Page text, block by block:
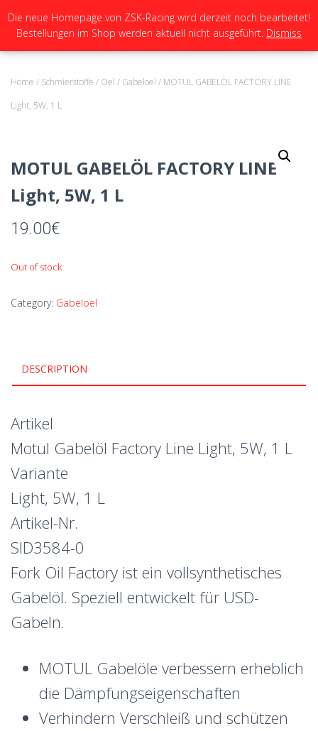
N
A
Home / Schmierstoffe / Oel / Gabeloel / MOTUL GABELÖL FACTORY LINE
Light, 5W, 1 L
MOTUL GABELÖL FACTORY LINE
Light, 5W, 1 L
19.00€
Out of stock
Category: Gabeloel
DESCRIPTION
Artikel
Motul Gabelöl Factory Line Light, 5W, 1 L
Variante
Light, 5W, 1 L
Artikel-Nr.
SID3584-0
Fork Oil Factory ist ein vollsynthetisches
Gabelöl. Speziell entwickelt für USD-
Gabeln.
MOTUL Gabelöle verbessern erheblich
die Dämpfungseigenschaften
Verhindern Verschleiß und schützen
Die neue Homepage von ZSK-Racing wird derzeit noch bearbeitet!
Bestellungen im Shop werden aktuell nicht ausgeführt. Dismiss